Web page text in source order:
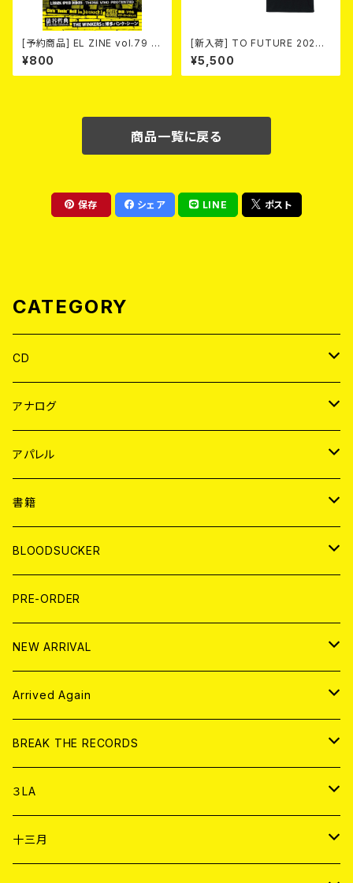
[予約商品] EL ZINE vol.79 8
月25日発売予定
¥800
[新入荷] TO FUTURE 2026
× MOBSTYLES Tee
¥5,500
商品一覧に戻る
保存 シェア LINE ポスト
CATEGORY
CD
JAPAN
WORLD
アナログ
JAPAN
７EP
LP
WORLD
7EP
LP
アパレル
JAPAN
T-shirt
HOOD
WORLD
T-shirt
HOOD
書籍
MAGAZINE
BOLLOCKS
EL ZINE
写真集 (PHOTOBOOK)
BLOODSUCKER
CD
アナログ
アパレル
書籍
DIGITAL CONTENTS
PRE-ORDER
NEW ARRIVAL
CD
アナログ
Arrived Again
CD
アナログ
BREAK THE RECORDS
CD
ANALOG
３LA
CD
十三月